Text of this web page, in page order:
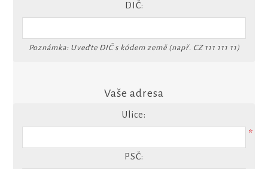
DIČ:
Poznámka: Uveďte DIČ s kódem země (např. CZ 111 111 11)
Vaše adresa
Ulice:
*
PSČ: